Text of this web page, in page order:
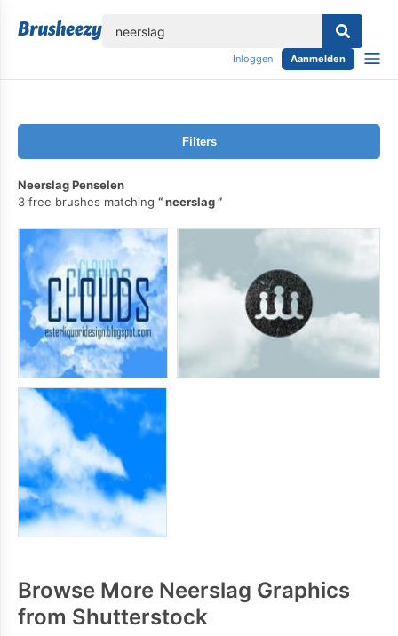
Inloggen Aanmelden
Filters
Neerslag Penselen
3 free brushes matching
neerslag
Browse More Neerslag Graphics
from Shutterstock